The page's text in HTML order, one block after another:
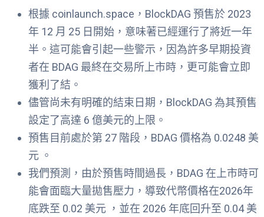
根據 coinlaunch.space，BlockDAG 預售於 2023
年 12 月 25 日開始，意味著已經運行了將近一年
半。這可能會引起一些警示，因為許多早期投資
者在 BDAG 最終在交易所上市時，更可能會立即
獲利了結。
儘管尚未有明確的結束日期，BlockDAG 為其預售
設定了高達 6 億美元的上限。
預售目前處於第 27 階段，BDAG 價格為 0.0248 美
元 。
我們預測，由於預售時間過長，BDAG 在上市時可
能會面臨大量拋售壓力，導致代幣價格在2026年
底跌至 0.02 美元 ，並在 2026 年底回升至 0.04 美